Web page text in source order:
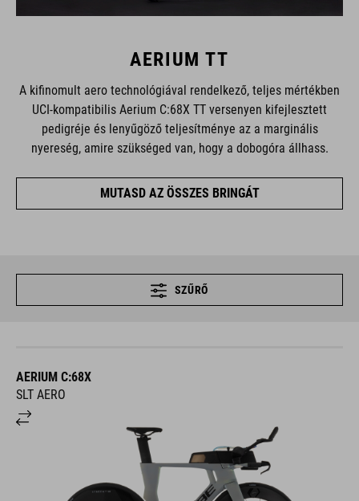
AERIUM TT
A kifinomult aero technológiával rendelkező, teljes mértékben
UCI-kompatibilis Aerium C:68X TT versenyen kifejlesztett
pedigréje és lenyűgöző teljesítménye az a marginális
nyereség, amire szükséged van, hogy a dobogóra állhass.
MUTASD AZ ÖSSZES BRINGÁT
SZŰRŐ
AERIUM C:68X
SLT AERO